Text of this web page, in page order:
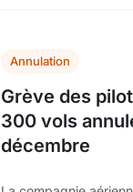
Annulation
Grève des
300 vols
décembre